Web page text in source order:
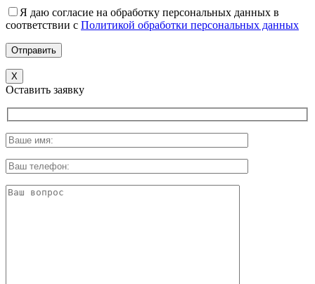
Я даю согласие на обработку персональных данных в
соответствии с Политикой обработки персональных данных
X
Оставить заявку